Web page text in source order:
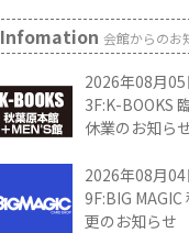
Infomation 会館からのお
2026年08月05
3F:K-BOOKS
休業のお知ら
2026年08月04
9F:BIG
更のお知らせ